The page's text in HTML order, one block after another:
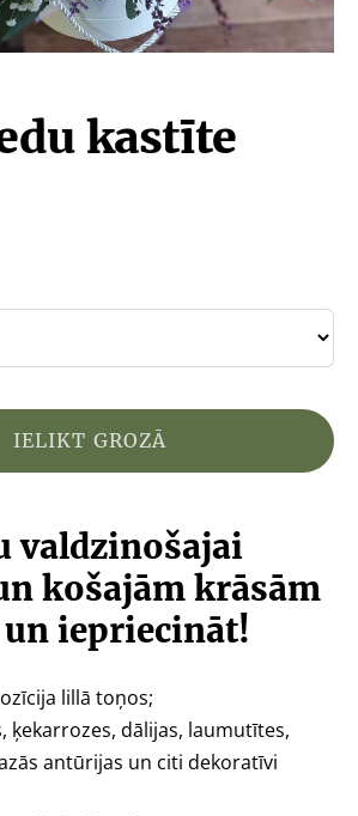
kastīte
IELIKT GROZĀ
valdzinošajai
košajām krāsām
iepriecināt!
lillā toņos;
ķekarrozes, dālijas, laumutītes,
antūrijas un citi dekoratīvi